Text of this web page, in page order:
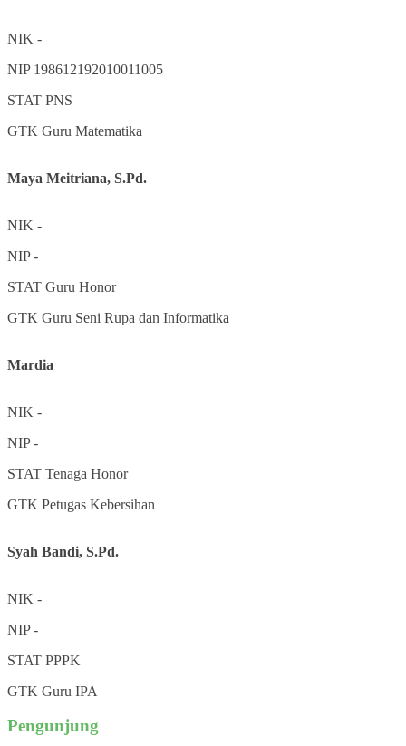
NIK -
NIP 198612192010011005
STAT PNS
GTK Guru Matematika
Maya Meitriana, S.Pd.
NIK -
NIP-
STAT Guru Honor
GTK Guru Seni Rupa dan Informatika
Mardia
NIK -
NIP-
STAT Tenaga Honor
GTK Petugas Kebersihan
Syah Bandi, S.Pd.
NIK -
NIP-
STAT PPPK
GTK Guru IPA
Pengunjung